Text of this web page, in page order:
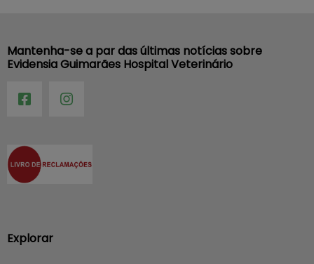
Explorar
Mantenha-se a par das últimas notícias sobre
Evidensia Guimarães Hospital Veterinário